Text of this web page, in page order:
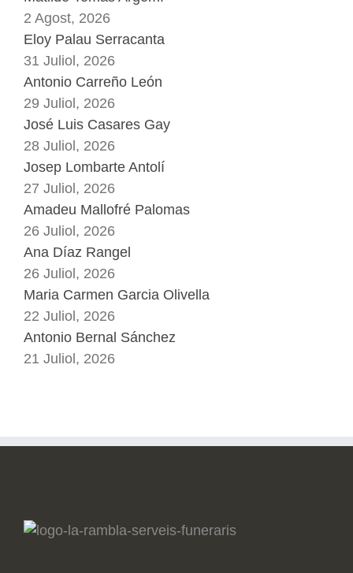
2 Agost, 2026
Eloy Palau Serracanta
31 Juliol, 2026
Antonio Carreño León
29 Juliol, 2026
José Luis Casares Gay
28 Juliol, 2026
Josep Lombarte Antolí
27 Juliol, 2026
Amadeu Mallofré Palomas
26 Juliol, 2026
Ana Díaz Rangel
26 Juliol, 2026
Maria Carmen Garcia Olivella
22 Juliol, 2026
Antonio Bernal Sánchez
21 Juliol, 2026